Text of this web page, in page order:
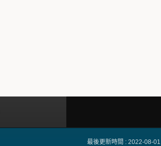
最後更新時間 : 2022-08-